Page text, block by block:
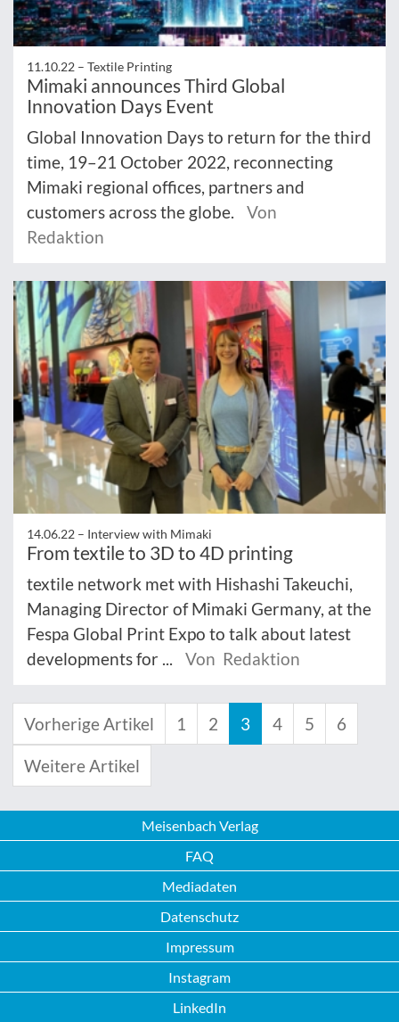
11.10.22 – Textile Printing
Mimaki announces Third Global
Innovation Days Event
Global Innovation Days to return for the third
time, 19–21 October 2022, reconnecting
Mimaki regional offices, partners and
customers across the globe.
Von
Redaktion
14.06.22 – Interview with Mimaki
From textile to 3D to 4D printing
textile network met with Hishashi Takeuchi,
Managing Director of Mimaki Germany, at the
Fespa Global Print Expo to talk about latest
developments for ...
Von Redaktion
Vorherige Artikel 1 2 3 4 5 6
Weitere Artikel
Meisenbach Verlag
FAQ
Mediadaten
Datenschutz
Impressum
Instagram
LinkedIn